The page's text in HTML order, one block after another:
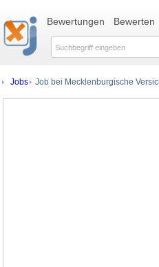
Bewertungen Bewerten
Jobs Job bei Mecklenburgische